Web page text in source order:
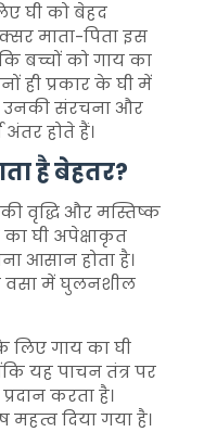
घी को बेहद
माता-पिता इस
बच्चों को गाय का
ही प्रकार के घी में
उनकी संरचना और
होते हैं।
है बेहतर?
वृद्धि और मस्तिष्क
घी अपेक्षाकृत
आसान होता है।
वसा में घुलनशील
लिए गाय का घी
यह पाचन तंत्र पर
करता है।
दिया गया है।